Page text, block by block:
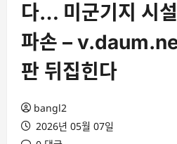
다… 미군기지 시
파손 –
판 뒤집힌다
bangl2
2026년 05월 07일